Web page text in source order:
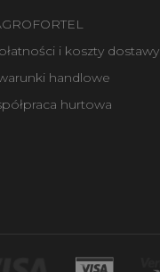
i koszty dostawy
handlowe
hurtowa